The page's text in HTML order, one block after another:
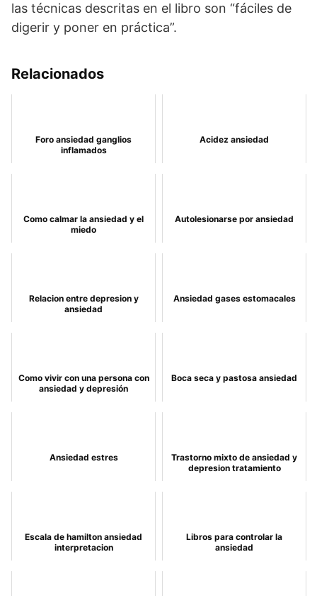
las técnicas descritas en el libro son “fáciles de
digerir y poner en práctica”.
Relacionados
Foro ansiedad ganglios
inflamados
Acidez ansiedad
Como calmar la ansiedad y el
miedo
Autolesionarse por ansiedad
Relacion entre depresion y
ansiedad
Ansiedad gases estomacales
Como vivir con una persona con
ansiedad y depresión
Boca seca y pastosa ansiedad
Ansiedad estres
Trastorno mixto de ansiedad y
depresion tratamiento
Escala de hamilton ansiedad
interpretacion
Libros para controlar la
ansiedad